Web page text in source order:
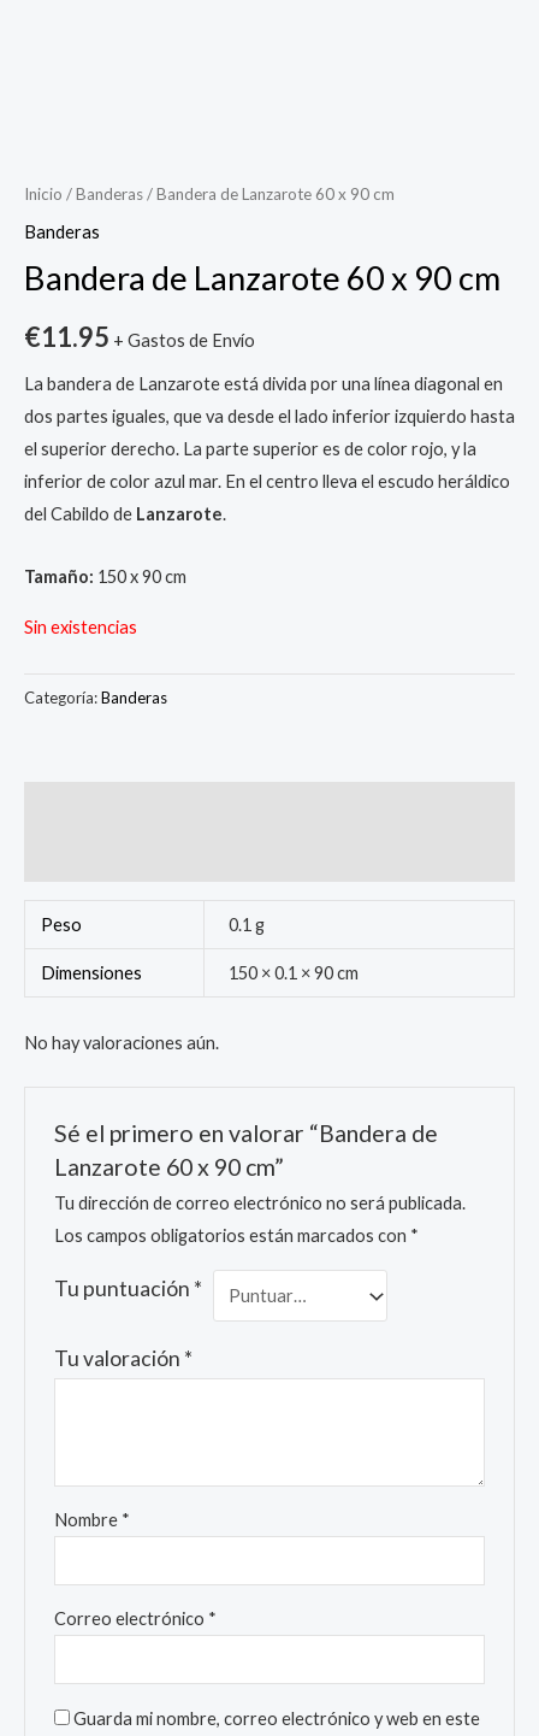
Inicio /Banderas/ Bandera de Lanzarote 60 x 90 cm
Banderas
Bandera de Lanzarote 60 x 90 cm
€11.95 + Gastos de Envío
La bandera de Lanzarote está divida por una línea diagonal en
dos partes iguales, que va desde el lado inferior izquierdo hasta
el superior derecho. La parte superior es de color rojo, y la
inferior de color azul mar. En el centro lleva el escudo heráldico
del Cabildo de Lanzarote.
Tamaño: 150 x 90 cm
Sin existencias
Categoría:Banderas
Peso 0.1 g
Dimensiones 150 × 0.1 × 90 cm
No hay valoraciones aún.
Sé el primero en valorar “Bandera de
Lanzarote 60 x 90 cm”
Tu dirección de correo electrónico no será publicada.
Los campos obligatorios están marcados con *
Tu puntuación *
Tu valoración *
Nombre *
Correo electrónico *
Guarda mi nombre, correo electrónico y web en este